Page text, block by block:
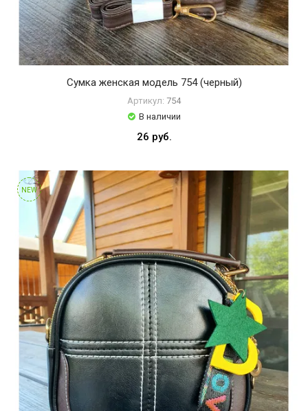
Сумка женская модель 754 (черный)
Артикул: 754
В наличии
26 руб.
NEW